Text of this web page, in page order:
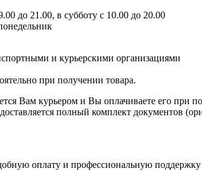
до 21.00, в субботу с 10.00 до 20.00
и курьерскими организациями
при получении товара.
Вам курьером и Вы оплачиваете его при
полный комплект документов
оплату и профессиональную